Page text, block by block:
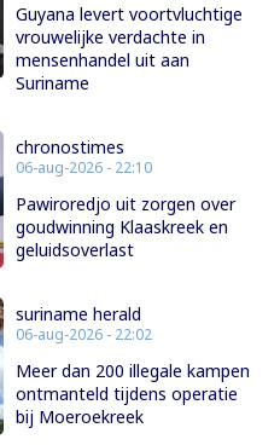
Guyana levert voortvluchtige
vrouwelijke verdachte in
mensenhandel uit aan
Suriname
chronostimes
06-aug-2026 - 22:10
Pawiroredjo uit zorgen over
goudwinning Klaaskreek en
geluidsoverlast
suriname herald
06-aug-2026 - 22:02
Meer dan 200 illegale kampen
ontmanteld tijdens operatie
bij Moeroekreek